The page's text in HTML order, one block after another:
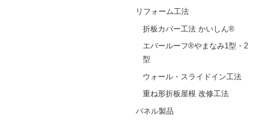
リフォーム工法
折板カバー工法 かいしん®
エバールーフ®やまなみ1型・2
型
ウォール・スライドイン工法
重ね形折板屋根 改修工法
パネル製品